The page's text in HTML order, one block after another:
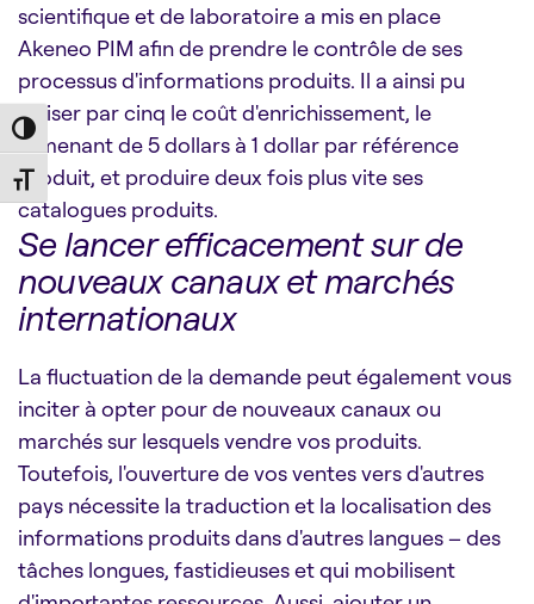
Toggle High Contrast
Toggle Font size
scientifique et de laboratoire a mis en place
Akeneo PIM afin de prendre le contrôle de ses
processus d'informations produits. Il a ainsi pu
diviser par cinq le coût d'enrichissement, le
ramenant de 5 dollars à 1 dollar par référence
produit, et produire deux fois plus vite ses
catalogues produits.
Se lancer efficacement sur de
nouveaux canaux et marchés
internationaux
La fluctuation de la demande peut également vous
inciter à opter pour de nouveaux canaux ou
marchés sur lesquels vendre vos produits.
Toutefois, l'ouverture de vos ventes vers d'autres
pays nécessite la traduction et la localisation des
informations produits dans d'autres langues – des
tâches longues, fastidieuses et qui mobilisent